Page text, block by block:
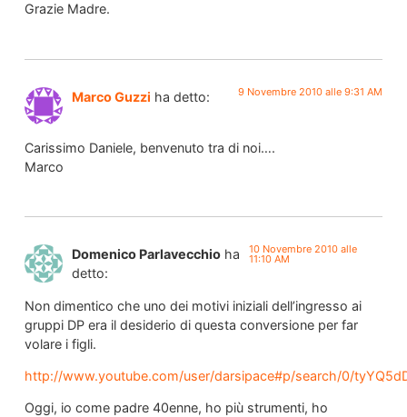
Grazie Madre.
Marco Guzzi ha detto: 9 Novembre 2010 alle 9:31 AM
Carissimo Daniele, benvenuto tra di noi….
Marco
Domenico Parlavecchio ha
detto:
10 Novembre 2010 alle
11:10 AM
Non dimentico che uno dei motivi iniziali dell’ingresso ai
gruppi DP era il desiderio di questa conversione per far
volare i figli.
http://www.youtube.com/user/darsipace#p/search/0/
Oggi, io come padre 40enne, ho più strumenti, ho